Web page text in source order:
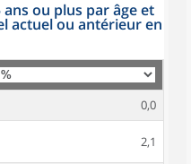
ans ou plus par âge et
actuel ou antérieur en
0,0
2,1